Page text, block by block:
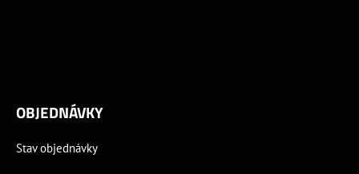
OBJEDNÁVKY
Stav objednávky